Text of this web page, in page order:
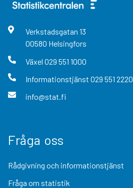
Verkstadsgatan 13
00580 Helsingfors
Växel 029 551 1000
Informationstjänst 029 551 2220
info@stat.fi
Fråga oss
Rådgivning och informationstjänst
Fråga om statistik